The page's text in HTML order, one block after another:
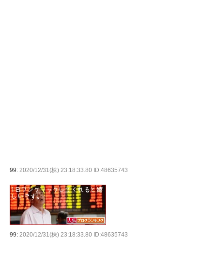
99: 2020/12/31(株) 23:18:33.80 ID:48635743
99: 2020/12/31(株) 23:18:33.80 ID:48635743